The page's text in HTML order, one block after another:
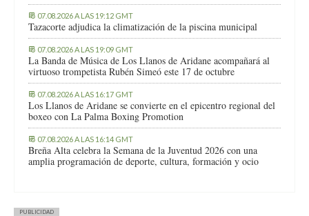
07.08.2026 A LAS 19:12 GMT
Tazacorte adjudica la climatización de la piscina municipal
07.08.2026 A LAS 19:09 GMT
La Banda de Música de Los Llanos de Aridane acompañará al
virtuoso trompetista Rubén Simeó este 17 de octubre
07.08.2026 A LAS 16:17 GMT
Los Llanos de Aridane se convierte en el epicentro regional del
boxeo con La Palma Boxing Promotion
07.08.2026 A LAS 16:14 GMT
Breña Alta celebra la Semana de la Juventud 2026 con una
amplia programación de deporte, cultura, formación y ocio
PUBLICIDAD